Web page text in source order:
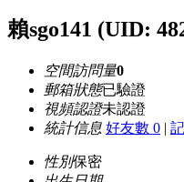
賴sgo141 (UID:
空間訪問量0
郵箱狀態已驗證
視頻認證未認證
統計信息 好友數 0 |
性別保密